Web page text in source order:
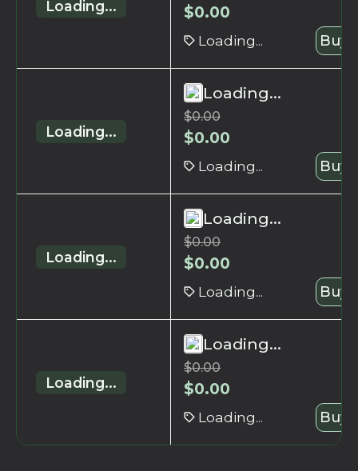
Loading... $0.00
Loading... Buy
Loading...
Loading...
$0.00
$0.00
Loading... Buy
Loading...
Loading...
$0.00
$0.00
Loading... Buy
Loading...
Loading...
$0.00
$0.00
Loading... Buy